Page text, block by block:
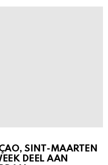
SINT-MAARTEN
DEEL AAN